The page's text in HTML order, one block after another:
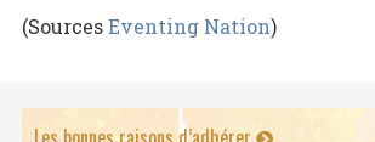
(SourcesEventing Nation)